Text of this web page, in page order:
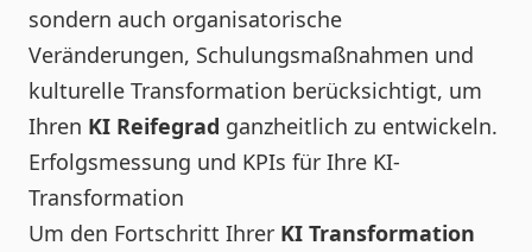
sondern auch organisatorische
Veränderungen, Schulungsmaßnahmen und
kulturelle Transformation berücksichtigt, um
Ihren KI Reifegrad ganzheitlich zu entwickeln.
Erfolgsmessung und KPIs für Ihre KI-
Transformation
Um den Fortschritt Ihrer KI Transformation